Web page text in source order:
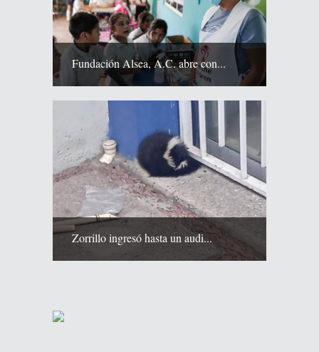
Fundación Alsea, A.C. abre con...
Zorrillo ingresó hasta un audi...